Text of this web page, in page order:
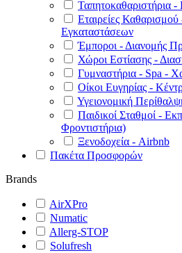
Ταπητοκαθαριστήρια
Εταιρείες Καθαρισμού
Εγκαταστάσεων
Έμποροι - Διανομής
Χώροι Εστίασης -
Γυμναστήρια - Spa -
Οίκοι Ευγηρίας -
Υγειονομική
Παιδικοί Σταθμοί -
Φροντιστήρια)
Ξενοδοχεία - Airbnb
Πακέτα Προσφορών
Brands
AirXPro
Numatic
Allerg-STOP
Solufresh